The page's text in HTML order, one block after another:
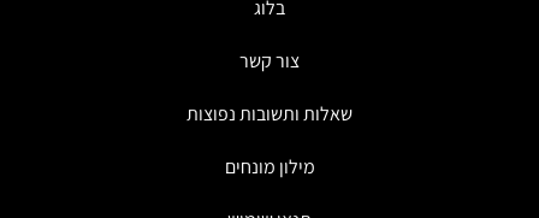
בלוג
צור קשר
שאלות ותשובות נפוצות
מילון מונחים